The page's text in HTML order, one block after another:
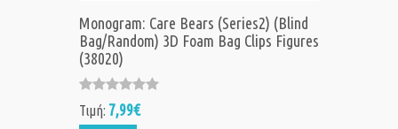
Monogram: Care Bears (Series2) (Blind
Bag/Random) 3D Foam Bag Clips Figures
(38020)
Τιμή: 7,99€